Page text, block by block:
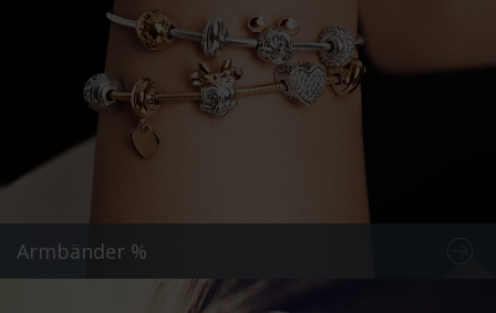
Armbänder %